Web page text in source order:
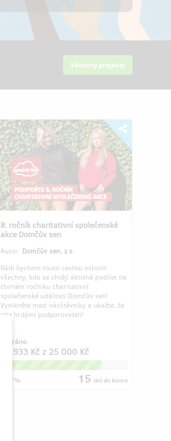
Všechny projekty
8. ročník charitativní společenské
akce Domčův sen
Autor: Domčův sen, z.s.
Rádi bychom touto cestou oslovili
všechny, kdo se chtějí aktivně podílet na
čtvrtém ročníku charitativní
společenské události Domčův sen!
Vynikněte mezi návštěvníky a ukažte, že
jste hrdými podporovateli!
Vybráno
19 933 Kč z 25 000 Kč
79% 15 dní do konce